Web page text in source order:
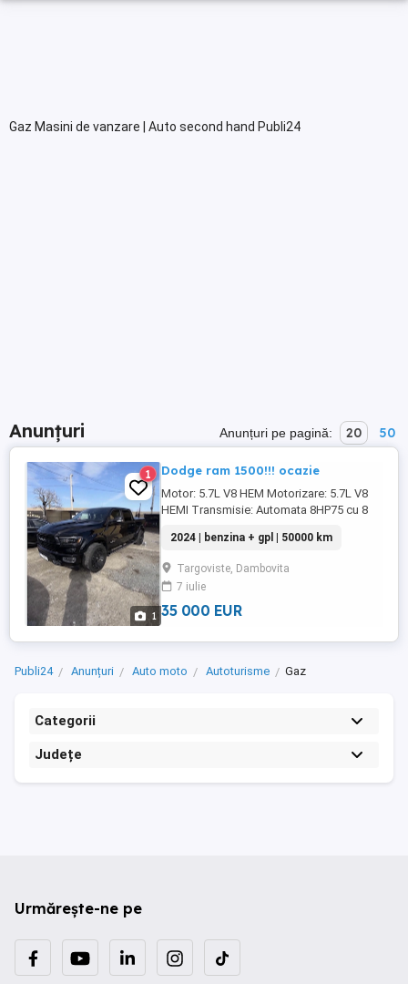
Gaz Masini de vanzare | Auto second hand Publi24
Anunțuri Anunțuri pe pagină: 20 50
1
1 Dodge ram 1500!!! ocazie
Motor: 5.7L V8 HEM Motorizare: 5.7L V8
HEMI Transmisie: Automata 8HP75 cu 8
din piele neagra (Leather Trimmed Bucket
Seats),reglabile electric pe 8 directii,
incalzite si ventilate Sistem audio
premium HARMAN KARDON cu 19
difuzoare Ecran tactil imens de 12.0" ...
2024 | benzina + gpl | 50000 km
Targoviste, Dambovita
7 iulie
35 000 EUR
Publi24 Anunțuri Auto moto Autoturisme Gaz
Categorii
Județe
Urmărește-ne pe